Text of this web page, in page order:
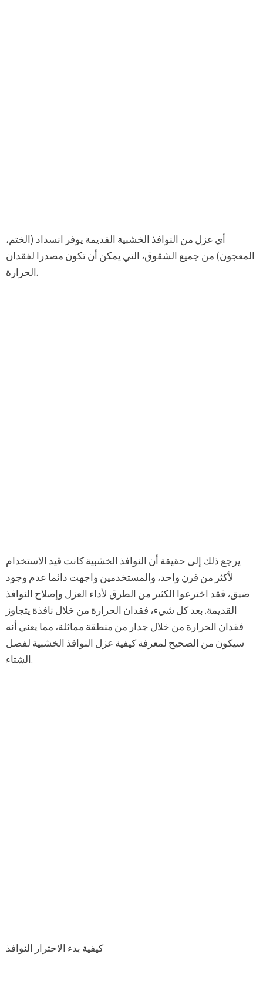
أي عزل من النوافذ الخشبية القديمة يوفر انسداد (الختم،
المعجون) من جميع الشقوق، التي يمكن أن تكون مصدرا لفقدان
الحرارة.
يرجع ذلك إلى حقيقة أن النوافذ الخشبية كانت قيد الاستخدام
لأكثر من قرن واحد، والمستخدمين واجهت دائما عدم وجود
ضيق، فقد اخترعوا الكثير من الطرق لأداء العزل وإصلاح النوافذ
القديمة. بعد كل شيء، فقدان الحرارة من خلال نافذة يتجاوز
فقدان الحرارة من خلال جدار من منطقة مماثلة، مما يعني أنه
سيكون من الصحيح لمعرفة كيفية عزل النوافذ الخشبية لفصل
الشتاء.
كيفية بدء الاحترار النوافذ